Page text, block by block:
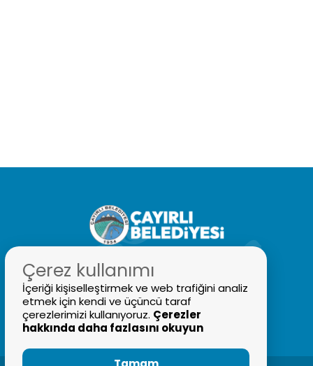
0446 311 2228
bilgi@cayirli.bel.tr
Çerez kullanımı
İçeriği kişiselleştirmek ve web trafiğini analiz
etmek için kendi ve üçüncü taraf
çerezlerimizi kullanıyoruz. Çerezler
hakkında daha fazlasını okuyun